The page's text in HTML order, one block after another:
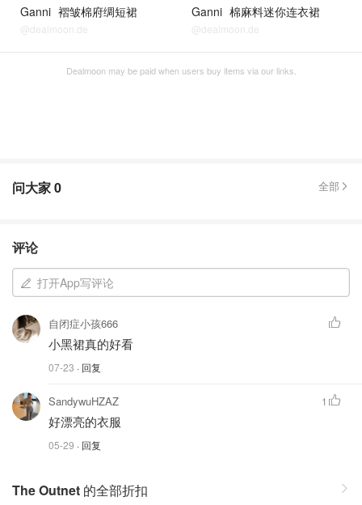
Ganni 褶皱棉府绸短裙
@dealmoon.de
Ganni 棉麻料迷你连衣裙
@dealmoon.de
Dealmoon may be paid when users buy items via our links.
问大家0 全部
评论
打开App写评论
自闭症小孩666
小黑裙真的好看
07-23 · 回复
SandywuHZAZ
好漂亮的衣服
05-29 · 回复
1
The Outnet 的全部折扣